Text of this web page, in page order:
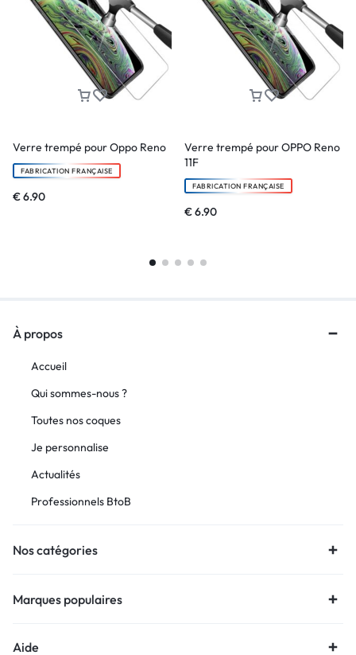
Verre trempé pour Oppo Reno
FABRICATION FRANÇAISE
€6.90
Verre trempé pour OPPO Reno
11F
FABRICATION FRANÇAISE
€6.90
À propos
Accueil
Qui sommes-nous ?
Toutes nos coques
Je personnalise
Actualités
Professionnels BtoB
Nos catégories
Marques populaires
Aide